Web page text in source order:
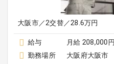
大阪市／2交替／28.6万円
給与
月給 208,000
勤務場所
大阪府大阪市